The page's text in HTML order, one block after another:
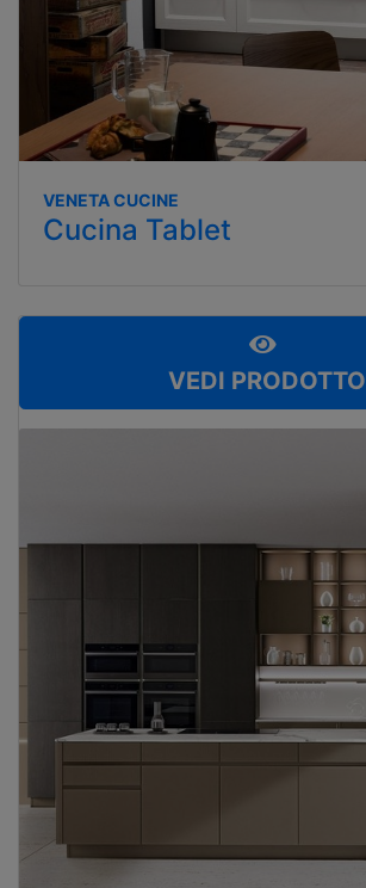
VENETA CUCINE
Cucina Tablet
VEDI PRODOTTO